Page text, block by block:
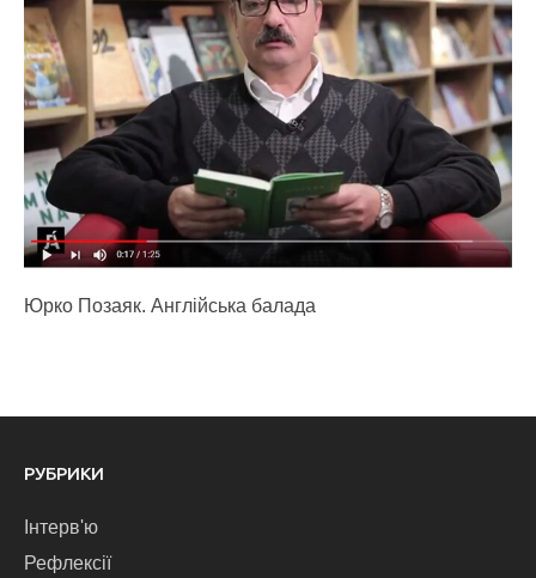
Юрко Позаяк. Англійська балада
РУБРИКИ
Інтерв'ю
Рефлексії